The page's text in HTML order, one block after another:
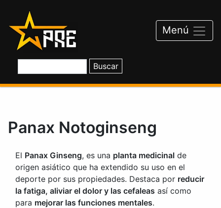
contenido
Menú
Panax Notoginseng
El Panax Ginseng, es una planta medicinal de
origen asiático que ha extendido su uso en el
deporte por sus propiedades. Destaca por reducir
la fatiga, aliviar el dolor y las cefaleas así como
para mejorar las funciones mentales.